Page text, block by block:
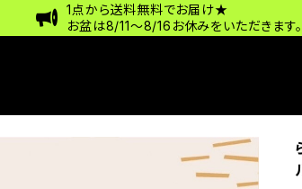
1点から送料無料でお届け★
お盆は8/11〜8/16お休みをいただきます。